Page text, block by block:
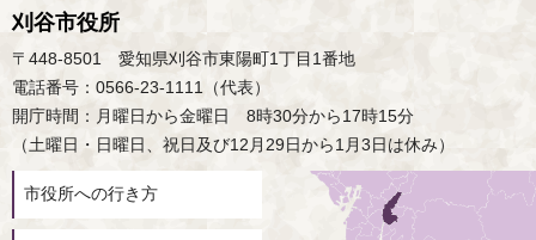
刈谷市役所
〒448-8501 愛知県刈谷市東陽町1丁目1番地
電話番号：0566-23-1111（代表）
開庁時間：月曜日から金曜日 8時30分から17時15分
（土曜日・日曜日、祝日及び12月29日から1月3日は休み）
市役所への行き方